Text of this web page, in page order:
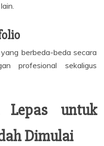
berbeda-beda secara
profesional sekaligus
Lepas untuk
Dimulai